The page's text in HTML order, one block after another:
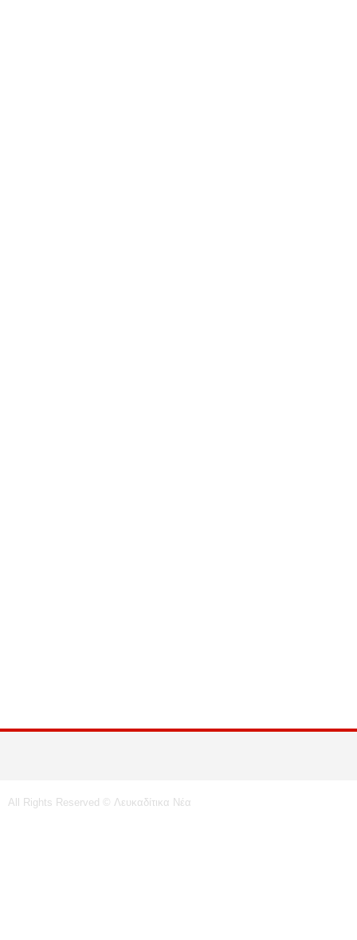
All Rights Reserved © Λευκαδίτικα Νέα